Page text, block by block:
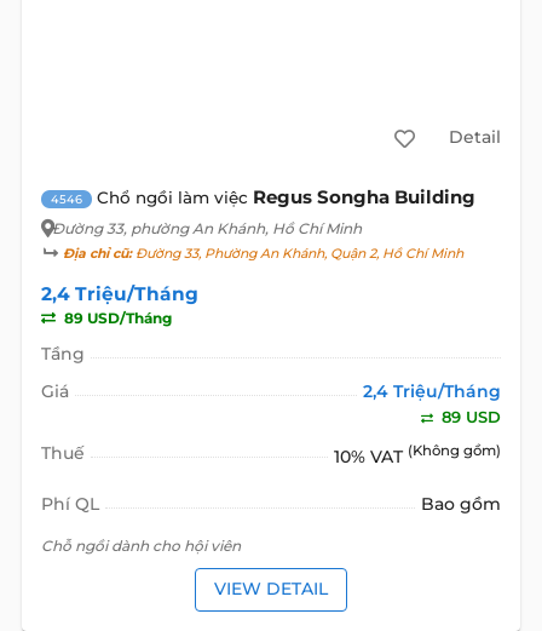
Detail
4546 Chổ ngồi làm việc Regus Songha Building
Đường 33, phường An Khánh, Hồ Chí Minh
Địa chỉ cũ:Đường 33, Phường An Khánh, Quận 2, Hồ Chí Minh
2,4 Triệu/Tháng
89 USD/Tháng
Tầng
Giá
2,4 Triệu/Tháng
89 USD
Thuế 10% VAT (Không gồm)
Phí QL Bao gồm
Chỗ ngồi dành cho hội viên
VIEW DETAIL